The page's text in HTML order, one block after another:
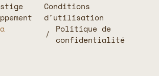
Conditions
d'utilisation
Politique de
confidentialité